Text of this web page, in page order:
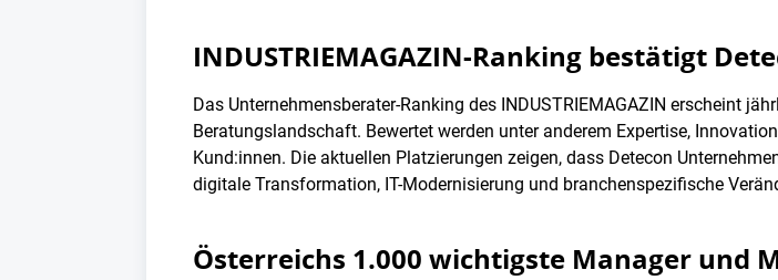
INDUSTRIEMAGAZIN-Ranking bestätigt
Das Unternehmensberater-Ranking des INDUSTRIEMAGAZIN erscheint
Beratungslandschaft. Bewertet werden unter anderem Expertise,
Kund:innen. Die aktuellen Platzierungen zeigen, dass Detecon
digitale Transformation, IT-Modernisierung und branchenspezifische
Österreichs 1.000 wichtigste Manager und